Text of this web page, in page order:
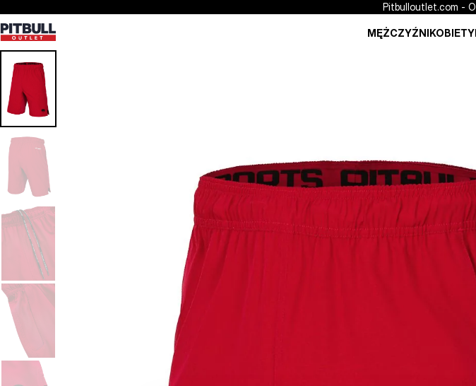
Pitbulloutlet.com -
MĘŻCZYŹNIKOBIETY